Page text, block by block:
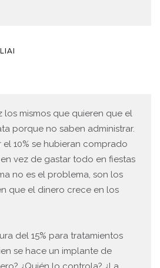
los mismos que quieren que el
porque no saben administrar.
el 10% se hubieran comprado
vez de gastar todo en fiestas
no es el problema, son los
que el dinero crece en los
del 15% para tratamientos
se hace un implante de